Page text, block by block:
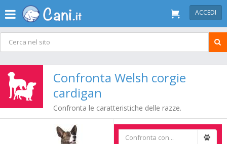
ACCEDI
Confronta Welsh corgie
cardigan
Confronta le caratteristiche delle razze.